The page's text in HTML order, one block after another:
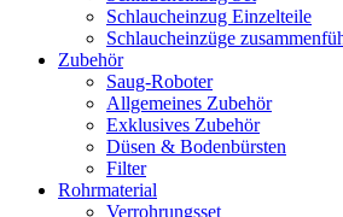
Schlaucheinzug Einzelteile
Schlaucheinzüge
Zubehör
Saug-Roboter
Allgemeines Zubehör
Exklusives Zubehör
Düsen & Bodenbürsten
Filter
Rohrmaterial
Verrohrungsset